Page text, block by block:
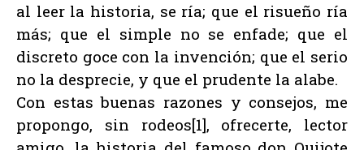
al leer la historia, se ría; que el risueño ría
más; que el simple no se enfade; que el
discreto goce con la invención; que el serio
no la desprecie, y que el prudente la alabe.
Con estas buenas razones y consejos, me
propongo, sin rodeos[1], ofrecerte, lector